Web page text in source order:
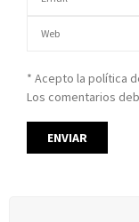
* Acepto la política
Los comentarios